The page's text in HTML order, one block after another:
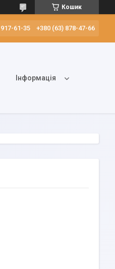
Кошик
61-35 +380 (63) 878-47-66
Інформація